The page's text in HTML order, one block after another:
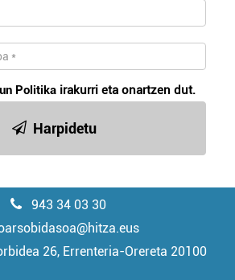
Politika irakurri eta onartzen dut.
Harpidetu
943 34 03 30
26, Errenteria-Orereta 20100